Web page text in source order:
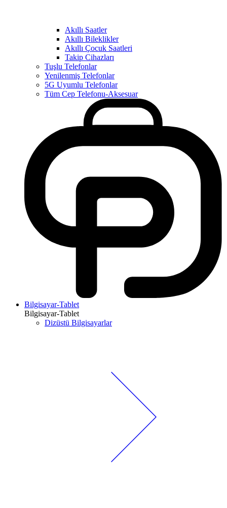
Akıllı Saatler
Akıllı Bileklikler
Akıllı Çocuk Saatleri
Takip Cihazları
Tuşlu Telefonlar
Yenilenmiş Telefonlar
5G Uyumlu Telefonlar
Tüm Cep Telefonu-Aksesuar
Bilgisayar-Tablet
Bilgisayar-Tablet
Dizüstü Bilgisayarlar